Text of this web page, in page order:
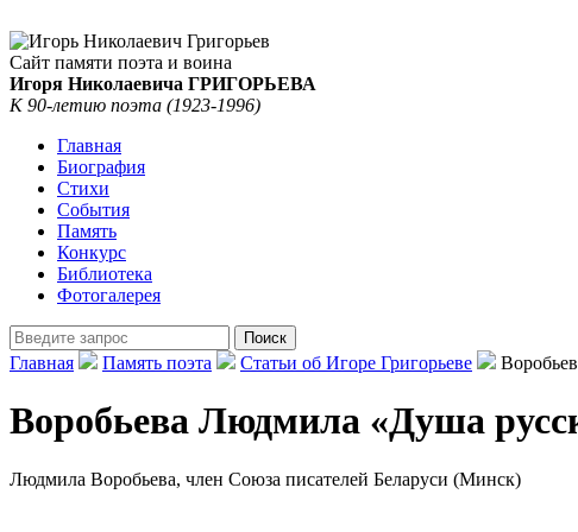
Сайт памяти поэта и воина
Игоря Николаевича ГРИГОРЬЕВА
К 90-летию поэта (1923-1996)
Главная
Биография
Стихи
События
Память
Конкурс
Библиотека
Фотогалерея
Главная Память поэта Статьи об Игоре Григорьеве
Воробьева Людмила «Душа
Людмила Воробьева, член Союза писателей Беларуси (Минск)